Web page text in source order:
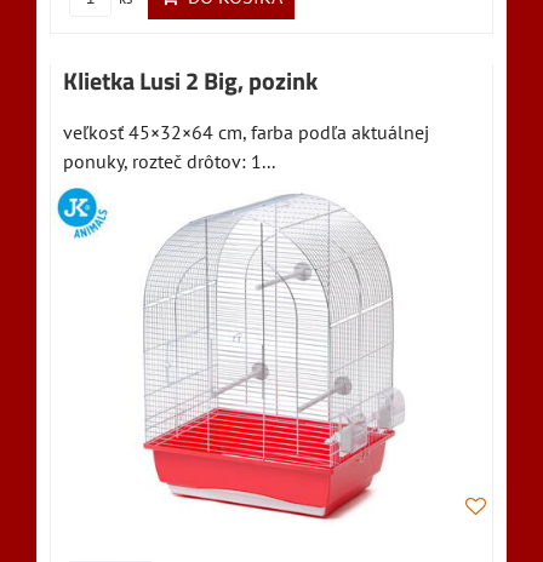
Klietka Lusi 2 Big, pozink
veľkosť 45×32×64 cm, farba podľa aktuálnej
ponuky, rozteč drôtov: 1...